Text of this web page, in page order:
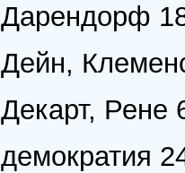
Дарендорф
Дейн,
Декарт, Рене
демократия